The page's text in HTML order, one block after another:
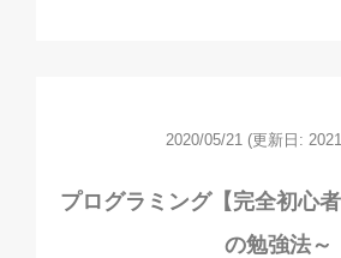
2020/05/21 (更新日:
プログラミング【完全初心
の勉強法～